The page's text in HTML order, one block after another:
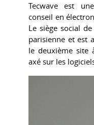
Tecwave est
conseil en
Le siège social
parisienne et est
le deuxième site
axé sur les